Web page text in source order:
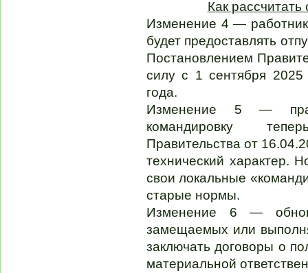
Как
Изменение 4 —
будет предоставлять
Постановлением
силу с 1 сентября
года.
Изменение 5 —
командировку
Правительства от
технический характер.
свои локальные
старые нормы.
Изменение 6 —
замещаемых или
заключать договоры о
материальной